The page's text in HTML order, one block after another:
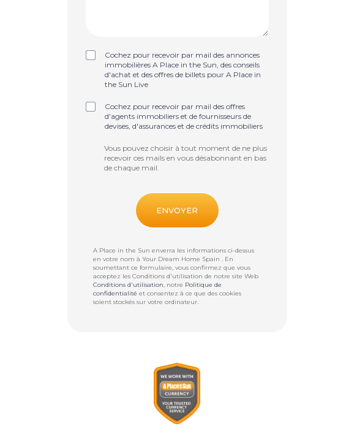
Cochez pour recevoir par mail des annonces
immobilières A Place in the Sun, des conseils
d'achat et des offres de billets pour A Place in
the Sun Live
Cochez pour recevoir par mail des offres
d'agents immobiliers et de fournisseurs de
devises, d'assurances et de crédits immobiliers
Vous pouvez choisir à tout moment de ne plus
recevoir ces mails en vous désabonnant en bas
de chaque mail.
A Place in the Sun enverra les informations ci-dessus
en votre nom àYour Dream Home Spain. En
soumettant ce formulaire, vous confirmez que vous
acceptez les Conditions d'utilisation de notre site Web
Conditions d'utilisation, notre Politique de
confidentialité et consentez à ce que des cookies
soient stockés sur votre ordinateur.